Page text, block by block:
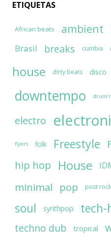
ETIQUETAS
African beats ambient
Brasil breaks cumbia
house
dirty beats disco
downtempo
electro
flyers folk Freestyle
hip hop House
minimal pop post rock
soul synthpop tech-
techno dub tropical